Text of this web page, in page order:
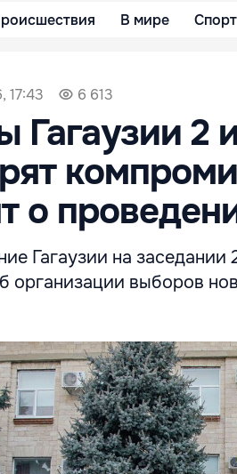
В мире Спорт
17:43 6 613
Гагаузии 2
о
Гагаузии на заседании
организации выборов